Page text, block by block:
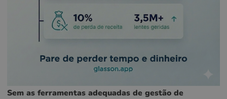
Sem as ferramentas adequadas de gestão de